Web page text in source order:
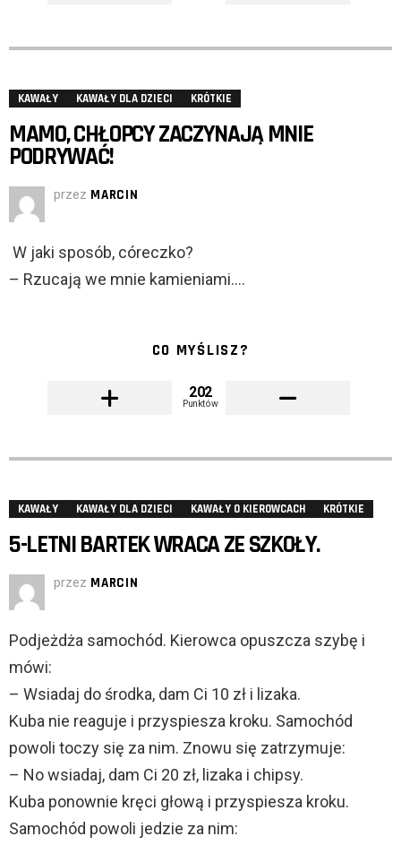
KAWAŁY KAWAŁY DLA DZIECI KRÓTKIE
MAMO, CHŁOPCY ZACZYNAJĄ MNIE
PODRYWAĆ!
przez MARCIN
W jaki sposób, córeczko?
– Rzucają we mnie kamieniami….
CO MYŚLISZ?
202
Punktów
KAWAŁY KAWAŁY DLA DZIECI KAWAŁY O KIEROWCACH KRÓTKIE
5-LETNI BARTEK WRACA ZE SZKOŁY.
przez MARCIN
Podjeżdża samochód. Kierowca opuszcza szybę i
mówi:
– Wsiadaj do środka, dam Ci 10 zł i lizaka.
Kuba nie reaguje i przyspiesza kroku. Samochód
powoli toczy się za nim. Znowu się zatrzymuje:
– No wsiadaj, dam Ci 20 zł, lizaka i chipsy.
Kuba ponownie kręci głową i przyspiesza kroku.
Samochód powoli jedzie za nim: